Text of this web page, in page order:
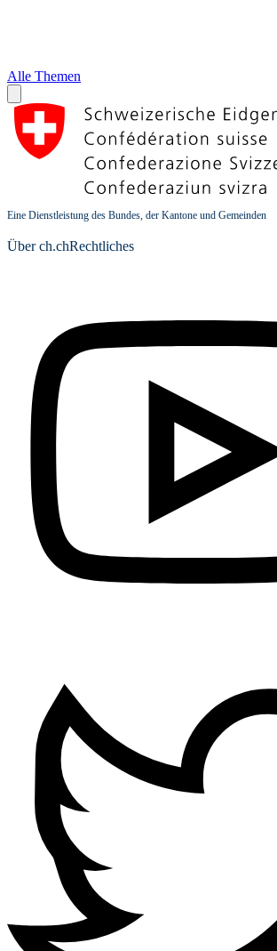
Alle Themen
Eine Dienstleistung des Bundes, der Kantone und Gemeinden
Über ch.chRechtliches